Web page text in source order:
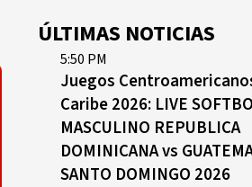
ÚLTIMAS NOTICIAS
5:50 PM
Juegos
Caribe 2026: LIVE
MASCULINO REPUBLICA
DOMINICANA vs
SANTO DOMINGO 2026